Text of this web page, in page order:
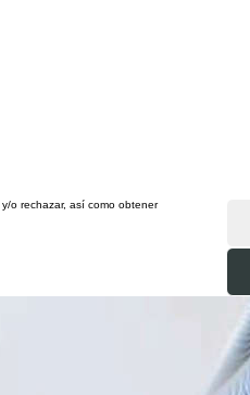
, y/o rechazar, así como obtener